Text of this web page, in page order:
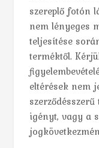
szereplő fotón
nem lényeges
teljesítése
terméktől.
eltérések nem
igényt, vagy a